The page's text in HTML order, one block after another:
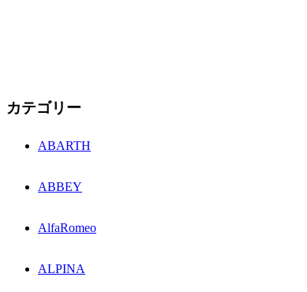
カテゴリー
ABARTH
ABBEY
AlfaRomeo
ALPINA